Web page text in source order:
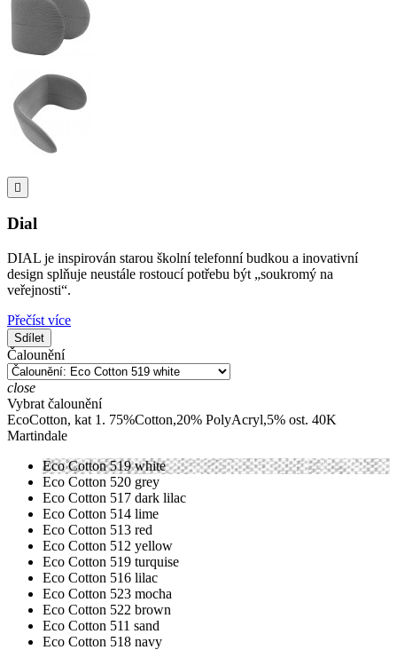

Dial
DIAL je inspirován starou školní telefonní budkou a inovativní
design splňuje neustále rostoucí potřebu být „soukromý na
veřejnosti“.
Přečíst více
Sdílet
Čalounění
close
Vybrat čalounění
EcoCotton, kat 1. 75%Cotton,20% PolyAcryl,5% ost. 40K
Martindale
Eco Cotton 519 white
Eco Cotton 520 grey
Eco Cotton 517 dark lilac
Eco Cotton 514 lime
Eco Cotton 513 red
Eco Cotton 512 yellow
Eco Cotton 519 turquise
Eco Cotton 516 lilac
Eco Cotton 523 mocha
Eco Cotton 522 brown
Eco Cotton 511 sand
Eco Cotton 518 navy